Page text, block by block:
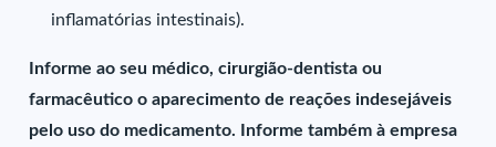
inflamatórias intestinais).
Informe ao seu médico, cirurgião-dentista ou
farmacêutico o aparecimento de reações indesejáveis
pelo uso do medicamento. Informe também à empresa